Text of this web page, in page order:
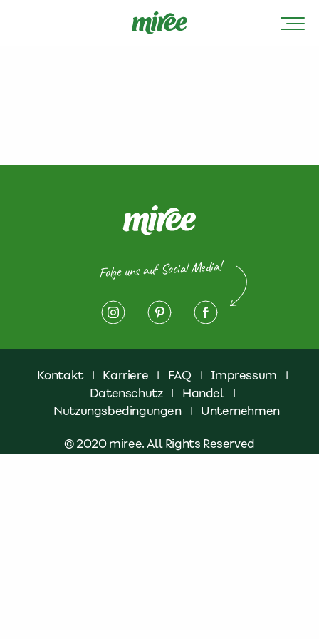
Folge uns auf Social Media!
Kontakt | Karriere | FAQ | Impressum
|
Datenschutz | Handel
|
Nutzungsbedingungen
| Unternehmen
© 2020 miree. All Rights Reserved